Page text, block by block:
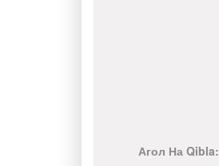
Агол На Qibla: